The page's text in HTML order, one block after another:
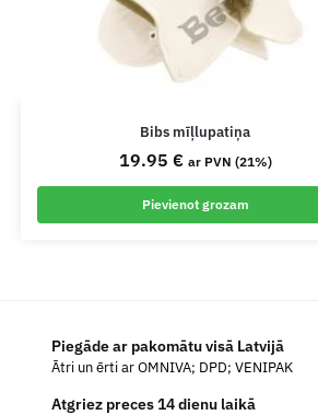
Bibs mīļlupatiņa
19.95 € ar PVN (21%)
Pievienot grozam
Piegāde ar pakomātu visā Latvijā
Ātri un ērti ar OMNIVA; DPD; VENIPAK
Atgriez preces 14 dienu laikā